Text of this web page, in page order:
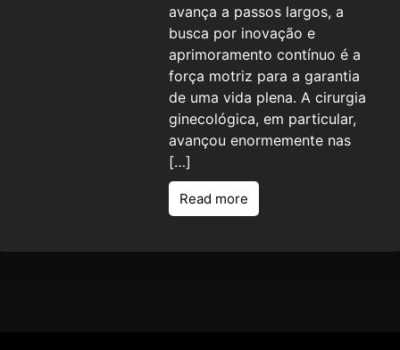
avança a passos largos, a
busca por inovação e
aprimoramento contínuo é a
força motriz para a garantia
de uma vida plena. A cirurgia
ginecológica, em particular,
avançou enormemente nas
[…]
Read more